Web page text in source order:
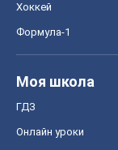
Хоккей
Формула-1
Моя школа
ГДЗ
Онлайн уроки